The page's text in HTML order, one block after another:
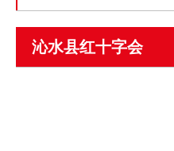
沁水县红十字会